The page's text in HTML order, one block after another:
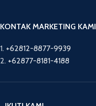
KONTAK MARKETING KAMI
1. +62812-8877-9939
2. +62877-8181-4188